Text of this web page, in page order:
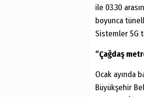
ile 03.30
boyunca
Sistemler 5G
“Çağdaş
Ocak ayında
Büyükşehir